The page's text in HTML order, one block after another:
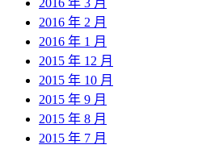
2016 年 2 月
2016 年 1 月
2015 年 12 月
2015 年 10 月
2015 年 9 月
2015 年 8 月
2015 年 7 月